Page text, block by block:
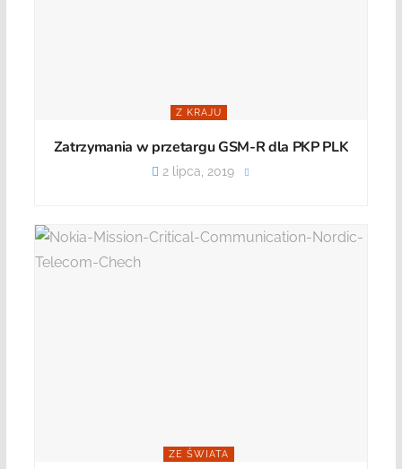
Z KRAJU
Zatrzymania w przetargu GSM-R dla PKP PLK
2 lipca, 2019
ZE ŚWIATA